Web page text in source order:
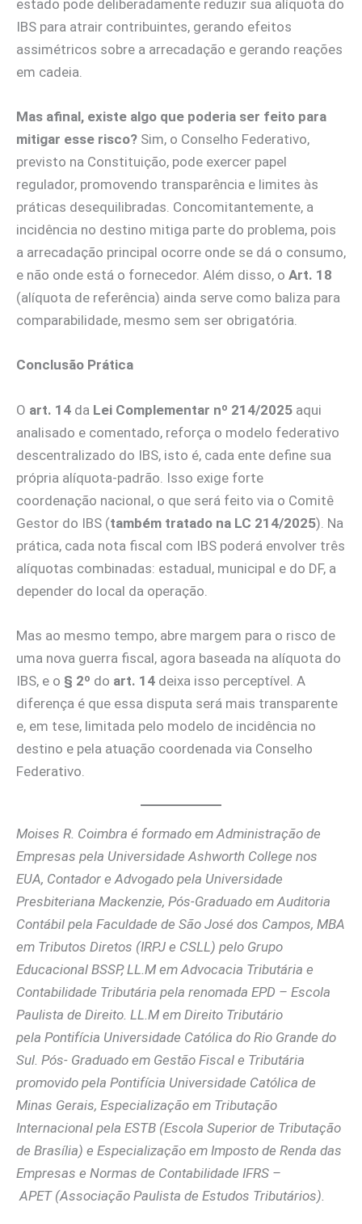
estado pode deliberadamente reduzir sua alíquota do
IBS para atrair contribuintes, gerando efeitos
assimétricos sobre a arrecadação e gerando reações
em cadeia.
Mas afinal, existe algo que poderia ser feito para
mitigar esse risco? Sim, o Conselho Federativo,
previsto na Constituição, pode exercer papel
regulador, promovendo transparência e limites às
práticas desequilibradas. Concomitantemente, a
incidência no destino mitiga parte do problema, pois
a arrecadação principal ocorre onde se dá o consumo,
e não onde está o fornecedor. Além disso, o Art. 18
(alíquota de referência) ainda serve como baliza para
comparabilidade, mesmo sem ser obrigatória.
Conclusão Prática
O art. 14 da Lei Complementar nº 214/2025 aqui
analisado e comentado, reforça o modelo federativo
descentralizado do IBS, isto é, cada ente define sua
própria alíquota-padrão. Isso exige forte
coordenação nacional, o que será feito via o Comitê
Gestor do IBS (também tratado na LC 214/2025). Na
prática, cada nota fiscal com IBS poderá envolver três
alíquotas combinadas: estadual, municipal e do DF, a
depender do local da operação.
Mas ao mesmo tempo, abre margem para o risco de
uma nova guerra fiscal, agora baseada na alíquota do
IBS, e o § 2º do art. 14 deixa isso perceptível. A
diferença é que essa disputa será mais transparente
e, em tese, limitada pelo modelo de incidência no
destino e pela atuação coordenada via Conselho
Federativo.
Moises R. Coimbra é formado em Administração de
Empresas pela Universidade Ashworth College nos
EUA, Contador e Advogado pela Universidade
Presbiteriana Mackenzie, Pós-Graduado em Auditoria
Contábil pela Faculdade de São José dos Campos, MBA
em Tributos Diretos (IRPJ e CSLL) pelo Grupo
Educacional BSSP, LL.M em Advocacia Tributária e
Contabilidade Tributária pela renomada EPD – Escola
Paulista de Direito. LL.M em Direito Tributário
pela Pontifícia Universidade Católica do Rio Grande do
Sul. Pós- Graduado em Gestão Fiscal e Tributária
promovido pela Pontifícia Universidade Católica de
Minas Gerais, Especialização em Tributação
Internacional pela ESTB (Escola Superior de Tributação
de Brasília) e Especialização em Imposto de Renda das
Empresas e Normas de Contabilidade IFRS –
APET (Associação Paulista de Estudos Tributários).